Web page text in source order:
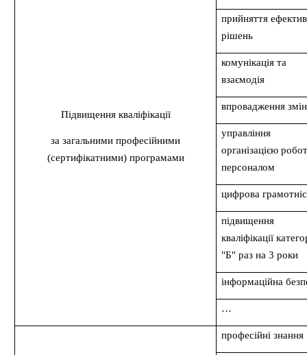
Підвищення кваліфікації
за загальними професійними
(сертифікатними) програмами
прийняття
рішень
комунікація та
взаємодія
впровадження змін
управління
організацією
персоналом
цифрова
підвищення
кваліфікації
"Б" раз на 3 роки
інформаційна
…
професійні знання